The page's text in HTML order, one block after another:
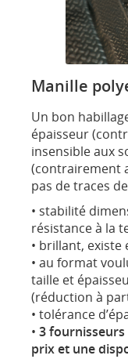
Manille
Un bon
épaisseur
insensible aux
(contrairement
pas de traces
• stabilité
résistance à la
• brillant,
• au format
taille et
(réduction à
• tolérance
• 3
prix et une